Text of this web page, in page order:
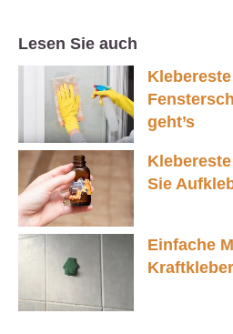
Lesen Sie auch
geht’s
Sie
Einfache